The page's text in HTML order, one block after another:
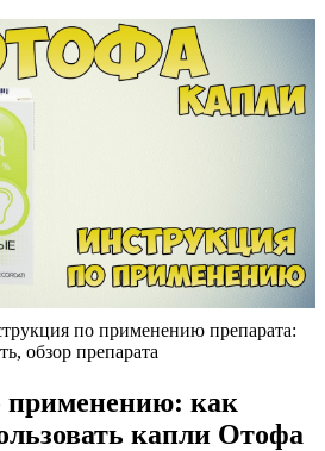
по применению препарата:
обзор препарата
применению: как
капли Отофа